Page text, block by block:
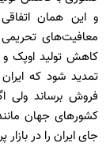
و این همان
معافیت‌های تحریمی
کاهش تولید اوپک و
تمدید شود که
فروش برساند ولی
کشورهای جهان
جای ایران را در بازار